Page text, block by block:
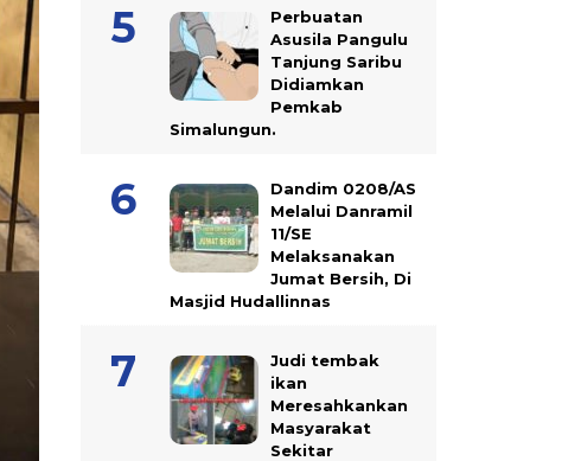
Perbuatan
Asusila Pangulu
Tanjung Saribu
Didiamkan
Pemkab
Simalungun.
Dandim 0208/AS
Melalui Danramil
11/SE
Melaksanakan
Jumat Bersih, Di
Masjid Hudallinnas
Judi tembak
ikan
Meresahkankan
Masyarakat
Sekitar